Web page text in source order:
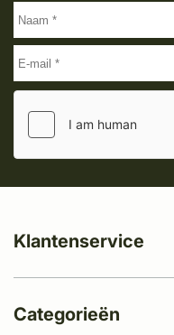
Klantenservice
Categorieën